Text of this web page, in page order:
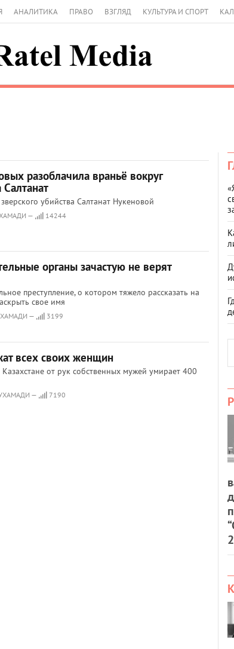
АНАЛИТИКА ПРАВО ВЗГЛЯД КУЛЬТУРА И СПОРТ
разоблачила враньё вокруг
Салтанат
убийства Салтанат Нукеновой
— 14244
органы зачастую не верят
преступление, о котором тяжело рассказать на
свое имя
— 3199
всех своих женщин
от рук собственных мужей умирает 400
— 7190